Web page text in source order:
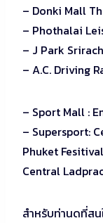
– Donki Mall
– Phothalai
– J Park
– A.C. Driving
– Sport Mall :
– Supersport:
Phuket
Central
สำหรับท่านดที่สน